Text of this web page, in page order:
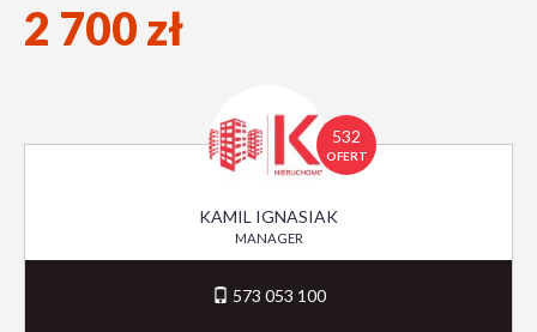
2 700 zł
532
OFERT
KAMIL IGNASIAK
MANAGER
573 053 100